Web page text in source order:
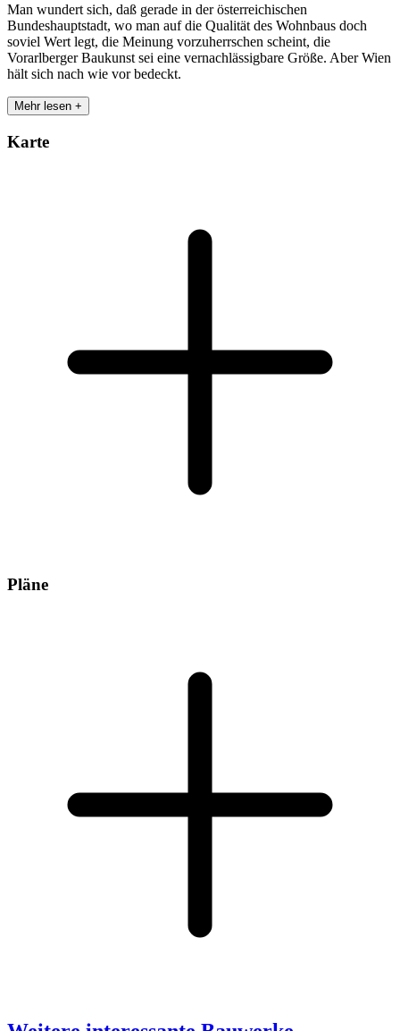
Man wundert sich, daß gerade in der österreichischen
Bundeshauptstadt, wo man auf die Qualität des Wohnbaus doch
soviel Wert legt, die Meinung vorzuherrschen scheint, die
Vorarlberger Baukunst sei eine vernachlässigbare Größe. Aber Wien
hält sich nach wie vor bedeckt.
Mehr lesen +
Karte
Pläne